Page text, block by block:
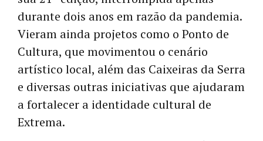
durante dois anos em razão da pandemia.
Vieram ainda projetos como o Ponto de
Cultura, que movimentou o cenário
artístico local, além das Caixeiras da Serra
e diversas outras iniciativas que ajudaram
a fortalecer a identidade cultural de
Extrema.